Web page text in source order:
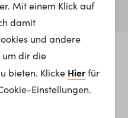
Mit einem Klick auf
damit
und andere
um dir die
bieten. Klicke Hierfür
Einstellungen.